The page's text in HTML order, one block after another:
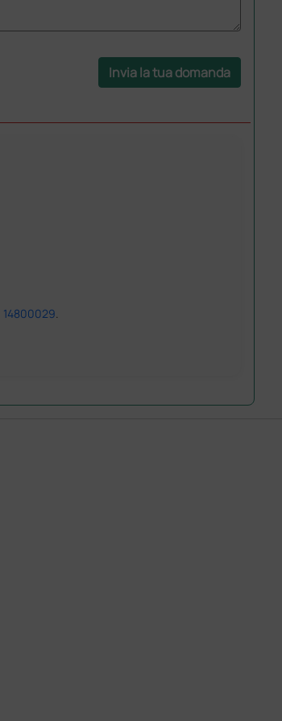
Invia la tua domanda
14800029.